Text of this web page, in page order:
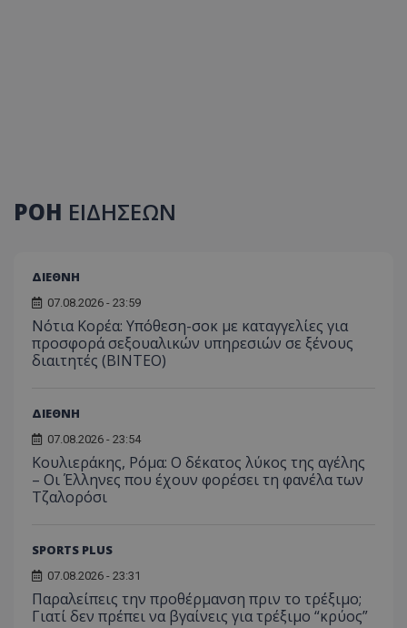
ΡΟΗ ΕΙΔΗΣΕΩΝ
ΔΙΕΘΝΗ
07.08.2026 - 23:59
Νότια Κορέα: Υπόθεση-σοκ με καταγγελίες για
προσφορά σεξουαλικών υπηρεσιών σε ξένους
διαιτητές (BINTEO)
ΔΙΕΘΝΗ
07.08.2026 - 23:54
Κουλιεράκης, Ρόμα: Ο δέκατος λύκος της αγέλης
– Οι Έλληνες που έχουν φορέσει τη φανέλα των
Τζαλορόσι
SPORTS PLUS
07.08.2026 - 23:31
Παραλείπεις την προθέρμανση πριν το τρέξιμο;
Γιατί δεν πρέπει να βγαίνεις για τρέξιμο “κρύος”